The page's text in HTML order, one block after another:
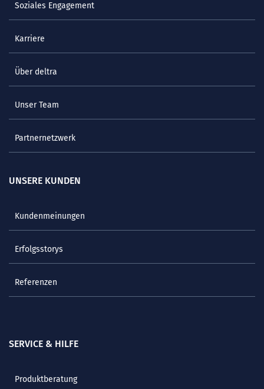
Soziales Engagement
Karriere
Über deltra
Unser Team
Partnernetzwerk
UNSERE KUNDEN
Kundenmeinungen
Erfolgsstorys
Referenzen
SERVICE & HILFE
Produktberatung